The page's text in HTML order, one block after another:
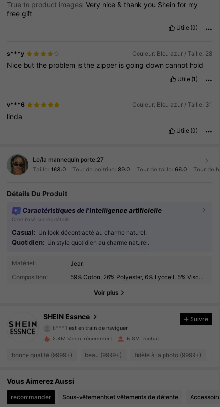
True to product images:Very nice&thankyou Sheinfor my
freegift
Utile (0)
s***y Couleur: Bleu azur / Taille: 28
Nice butthe problem isthe zipper isgoingdowncannot hold
Utile (1)
v***6 Couleur: Bleu azur / Taille: 31
linda
Utile (0)
Le/la mannequin porte:27
Taille: 163.0 Tour de poitrine: 89.0 Tour de taille: 66.0 Tour de
Détails Du Produit
Caractéristiques de l'intelligence artificielle
Créé basé sur les détails
Casual: Un look décontracté au charme naturel.
Quotidien: Un style quotidien au charme naturel.
Matériel:
Jean
Composition:
59% Coton, 26% Polyester, 6% Lyocell, 5% Viscose, 2% Élasthanne, 2% Modal
Voir plus
SHEIN Essnce
900K Suiveurs
b***1
est en train de naviguer
4.92
900K Suiveurs
4.92 900K Suiveurs
4.92 900K Suiveurs
4.92 900K Suiveurs
Suivre
3.4M Vendu récemment 5.8M Rachat
bonne qualité (9999+) beau (9999+) fidèle à la photo (9999+)
Vous Aimerez Aussi
recommander Sous-vêtements et vêtements de détente